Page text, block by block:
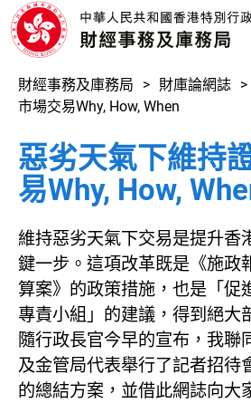
財經事務及庫務局 財庫論網誌
市場交易Why, How, When
惡劣天氣下維持
易Why, How,
維持惡劣天氣下交易是提升香
鍵一步。這項改革既是《施政
算案》的政策措施，也是「促
專責小組」的建議，得到絕大
隨行政長官今早的宣布，我聯
及金管局代表舉行了記者招待
的總結方案，並借此網誌向大